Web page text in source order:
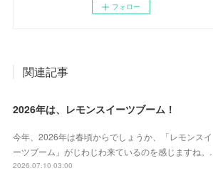
フォロー
関連記事
2026年は、レモンスイーツブーム！
今年、2026年は春頃からでしょうか、「レモンスイ
ーツブーム」がじわじわ来ているのを感じますね。…
2026.07.10 03:00